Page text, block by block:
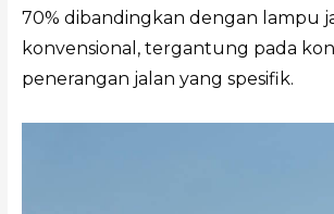
70% dibandingkan dengan lampu
konvensional, tergantung pada
penerangan jalan yang spesifik.